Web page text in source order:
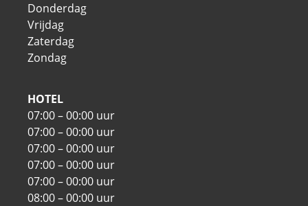
Donderdag
Vrijdag
Zaterdag
Zondag
HOTEL
07:00 – 00:00 uur
07:00 – 00:00 uur
07:00 – 00:00 uur
07:00 – 00:00 uur
07:00 – 00:00 uur
08:00 – 00:00 uur